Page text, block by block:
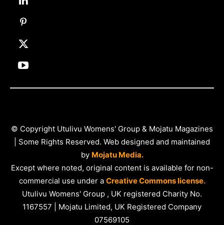
© Copyright Utulivu Womens' Group & Mojatu Magazines
| Some Rights Reserved. Web designed and maintained
by Mojatu Media.
Except where noted, original content is available for non-
commercial use under a Creative Commons license.
Utulivu Womens' Group , UK registered Charity No.
1167557 | Mojatu Limited, UK Registered Company
07569105